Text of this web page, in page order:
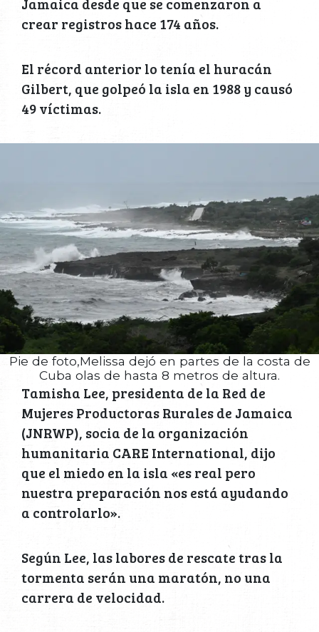
crear registros hace 174 años.
El récord anterior lo tenía el huracán
Gilbert, que golpeó la isla en 1988 y causó
49 víctimas.
Pie de foto,Melissa dejó en partes de la costa de
Cuba olas de hasta 8 metros de altura.
Tamisha Lee, presidenta de la Red de
Mujeres Productoras Rurales de Jamaica
(JNRWP), socia de la organización
humanitaria CARE International, dijo
que el miedo en la isla «es real pero
nuestra preparación nos está ayudando
a controlarlo».
Según Lee, las labores de rescate tras la
tormenta serán una maratón, no una
carrera de velocidad.